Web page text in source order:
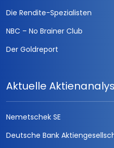
Die Rendite-Spezialisten
NBC – No Brainer Club
Der Goldreport
Aktuelle
Nemetschek SE
Deutsche Bank